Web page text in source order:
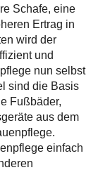
Schafe, eine
Ertrag in
wird der
und
nun selbst
sind die Basis
Fußbäder,
aus dem
einfach